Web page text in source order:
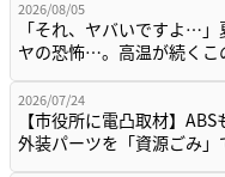
2026/08/05
「それ、ヤバいですよ…
ヤの恐怖…。高温が続く
2026/07/24
【市役所に電凸取材】
外装パーツを「資源ごみ